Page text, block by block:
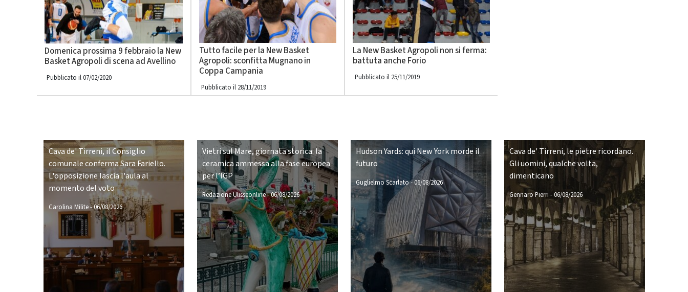
Domenica prossima 9 febbraio la New
Basket Agropoli di scena ad Avellino
Pubblicato il 07/02/2020
Tutto facile per la New Basket
Agropoli: sconfitta Mugnano in
Coppa Campania
Pubblicato il 28/11/2019
La New Basket Agropoli non si ferma:
battuta anche Forio
Pubblicato il 25/11/2019
Cava de' Tirreni, il Consiglio
comunale conferma Sara Fariello.
L'opposizione lascia l'aula al
momento del voto
Carolina Milite-06/08/2026
Vietri sul Mare, giornata storica: la
ceramica ammessa alla fase europea
per l’IGP
Redazione Ulisseonline-06/08/2026
Hudson Yards: qui New York morde il
futuro
Guglielmo Scarlato-06/08/2026
Cava de' Tirreni, le pietre ricordano.
Gli uomini, qualche volta,
dimenticano
Gennaro Pierri -06/08/2026